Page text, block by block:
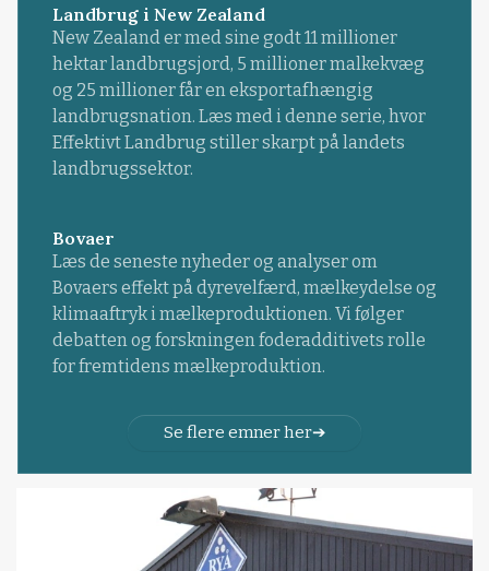
Landbrug i New Zealand
New Zealand er med sine godt 11 millioner
hektar landbrugsjord, 5 millioner malkekvæg
og 25 millioner får en eksportafhængig
landbrugsnation. Læs med i denne serie, hvor
Effektivt Landbrug stiller skarpt på landets
landbrugssektor.
Bovaer
Læs de seneste nyheder og analyser om
Bovaers effekt på dyrevelfærd, mælkeydelse og
klimaaftryk i mælkeproduktionen. Vi følger
debatten og forskningen foderadditivets rolle
for fremtidens mælkeproduktion.
Se flere emner her